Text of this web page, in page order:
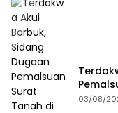
03/08/